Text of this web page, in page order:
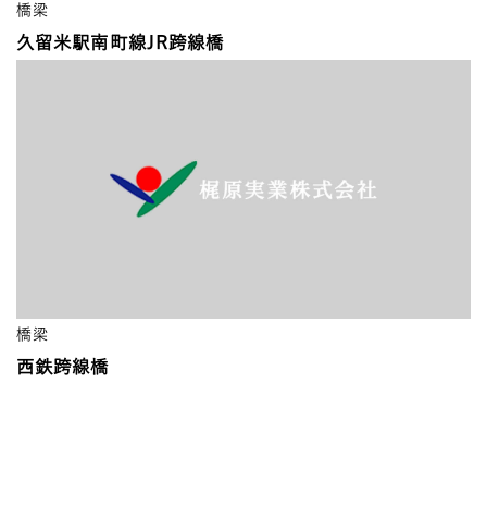
橋梁
久留米駅南町線JR跨線橋
橋梁
西鉄跨線橋